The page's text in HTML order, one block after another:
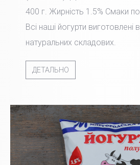
400 г. Жирність 1.5% Смаки
Всі наші йогурти виготовлені
натуральних складових.
ДЕТАЛЬНО